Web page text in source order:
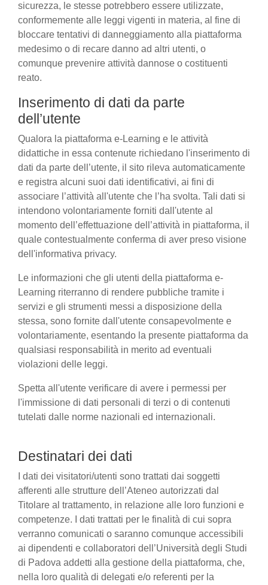
sicurezza, le stesse potrebbero essere utilizzate,
conformemente alle leggi vigenti in materia, al fine di
bloccare tentativi di danneggiamento alla piattaforma
medesimo o di recare danno ad altri utenti, o
comunque prevenire attività dannose o costituenti
reato.
Inserimento di dati da parte
dell’utente
Qualora la piattaforma e-Learning e le attività
didattiche in essa contenute richiedano l'inserimento di
dati da parte dell’utente, il sito rileva automaticamente
e registra alcuni suoi dati identificativi, ai fini di
associare l’attività all'utente che l’ha svolta. Tali dati si
intendono volontariamente forniti dall'utente al
momento dell’effettuazione dell’attività in piattaforma, il
quale contestualmente conferma di aver preso visione
dell'informativa privacy.
Le informazioni che gli utenti della piattaforma e-
Learning riterranno di rendere pubbliche tramite i
servizi e gli strumenti messi a disposizione della
stessa, sono fornite dall'utente consapevolmente e
volontariamente, esentando la presente piattaforma da
qualsiasi responsabilità in merito ad eventuali
violazioni delle leggi.
Spetta all'utente verificare di avere i permessi per
l'immissione di dati personali di terzi o di contenuti
tutelati dalle norme nazionali ed internazionali.
Destinatari dei dati
I dati dei visitatori/utenti sono trattati dai soggetti
afferenti alle strutture dell’Ateneo autorizzati dal
Titolare al trattamento, in relazione alle loro funzioni e
competenze. I dati trattati per le finalità di cui sopra
verranno comunicati o saranno comunque accessibili
ai dipendenti e collaboratori dell’Università degli Studi
di Padova addetti alla gestione della piattaforma, che,
nella loro qualità di delegati e/o referenti per la